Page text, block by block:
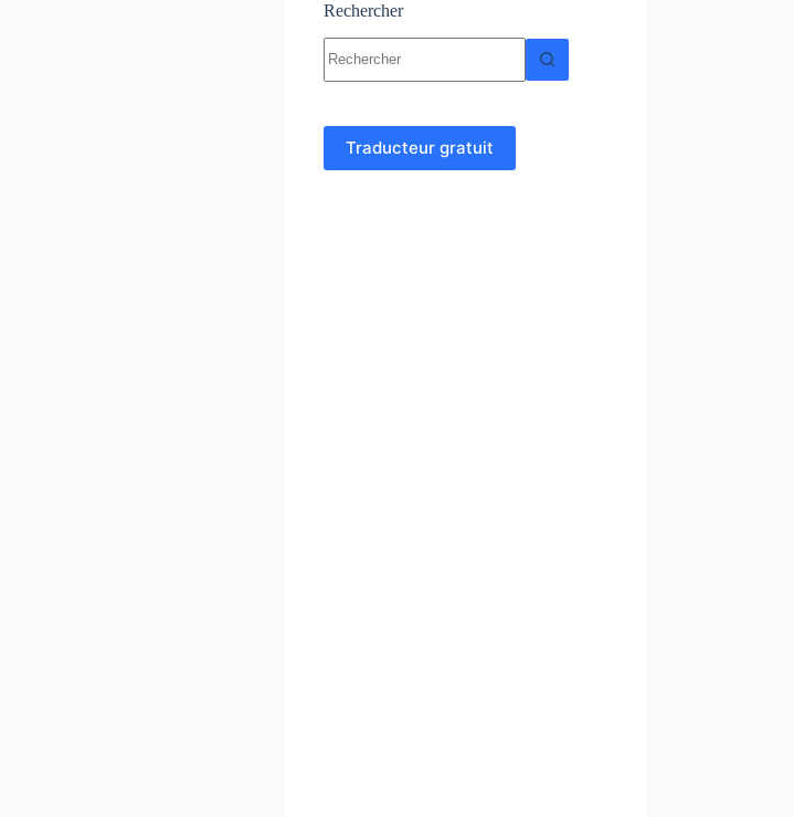
Rechercher
résultat
Traducteur gratuit